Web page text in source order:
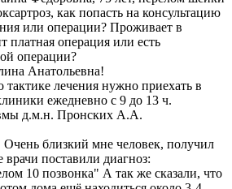
как попасть на консультацию
или операции? Проживает в
платная операция или есть
операции?
Анатольевна!
лечения нужно приехать в
ежедневно с 9 до 13 ч.
д.м.н. Пронских А.А.
Очень близкий мне человек, получил
поставили диагноз:
10 позвонка" А так же сказали, что